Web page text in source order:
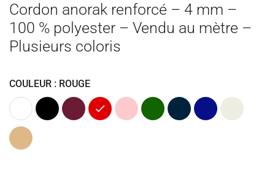
Cordon anorak renforcé – 4 mm –
100 % polyester – Vendu au mètre –
Plusieurs coloris
COULEUR : ROUGE
Blanc Noir BordeauxRouge Rose
Vert
foncé
Bleu
marine
Bleu
cobalt
Ecru
Naturel